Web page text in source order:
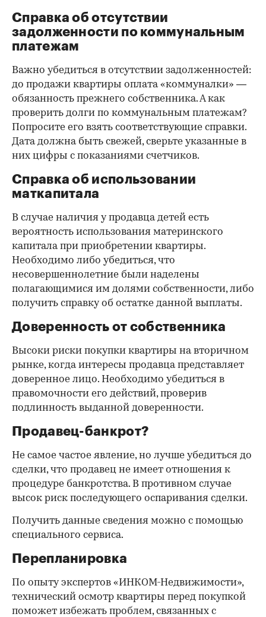
Справка об отсутствии
задолженности по коммунальным
платежам
Важно убедиться в отсутствии задолженностей:
до продажи квартиры оплата «коммуналки» —
обязанность прежнего собственника. А как
проверить долги по коммунальным платежам?
Попросите его взять соответствующие справки.
Дата должна быть свежей, сверьте указанные в
них цифры с показаниями счетчиков.
Справка об использовании
маткапитала
В случае наличия у продавца детей есть
вероятность использования материнского
капитала при приобретении квартиры.
Необходимо либо убедиться, что
несовершеннолетние были наделены
полагающимися им долями собственности, либо
получить справку об остатке данной выплаты.
Доверенность от собственника
Высоки риски покупки квартиры на вторичном
рынке, когда интересы продавца представляет
доверенное лицо. Необходимо убедиться в
правомочности его действий, проверив
подлинность выданной доверенности.
Продавец-банкрот?
Не самое частое явление, но лучше убедиться до
сделки, что продавец не имеет отношения к
процедуре банкротства. В противном случае
высок риск последующего оспаривания сделки.
Получить данные сведения можно с помощью
специального сервиса.
Перепланировка
По опыту экспертов «ИНКОМ-Недвижимости»,
технический осмотр квартиры перед покупкой
поможет избежать проблем, связанных с